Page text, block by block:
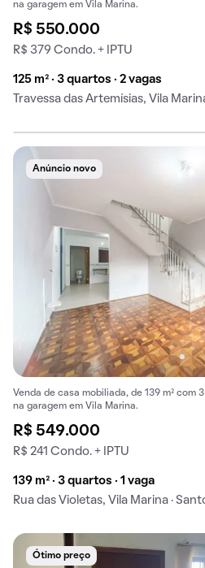
na garagem em Vila Marina.
R$ 550.000
R$ 379 Condo. + IPTU
125 m² · 3 quartos · 2 vagas
Travessa das Artemísias, Vila
Anúncio novo
Venda de casa mobiliada, de 139 m² com
na garagem em Vila Marina.
R$ 549.000
R$ 241 Condo. + IPTU
139 m² · 3 quartos · 1 vaga
Rua das Violetas, Vila Marina ·
Ótimo preço